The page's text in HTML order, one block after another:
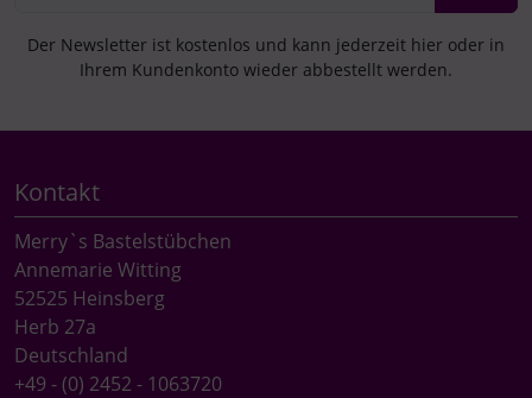
Der Newsletter ist kostenlos und kann jederzeit hier oder in
Ihrem Kundenkonto wieder abbestellt werden.
Kontakt
Merry`s Bastelstübchen
Annemarie Witting
52525 Heinsberg
Herb 27a
Deutschland
+49 - (0) 2452 - 1063720